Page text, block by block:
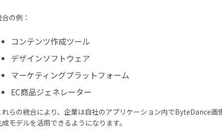
の例：
コンテンツ作成ツール
デザインソフトウェア
マーケティングプラットフォーム
EC商品ジェネレーター
れらの統合により、企業は自社のアプリケーション内でByteDance画
モデルを活用できるようになります。